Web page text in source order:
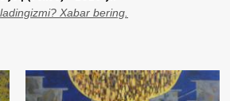
Xabar bering.